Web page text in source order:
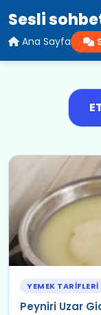
Sesli
Ana Sayfa
YEMEK TARIFLERI
Peyniri Uzar